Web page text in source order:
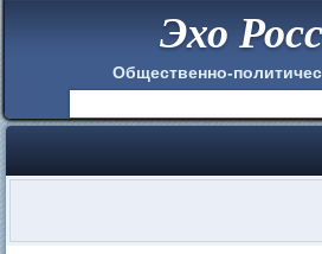
Эхо
Общественно-